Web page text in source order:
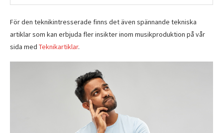
För den teknikintresserade finns det även spännande tekniska
artiklar som kan erbjuda fler insikter inom musikproduktion på vår
sida med Teknikartiklar.